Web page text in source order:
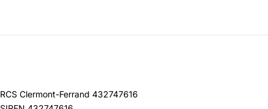
RCS Clermont-Ferrand 432747616